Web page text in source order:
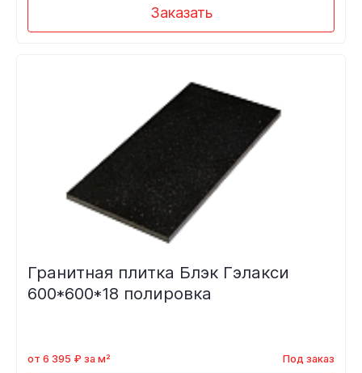
Заказать
Гранитная плитка Блэк Гэлакси
600*600*18 полировка
от 6 395 ₽ за м² Под заказ